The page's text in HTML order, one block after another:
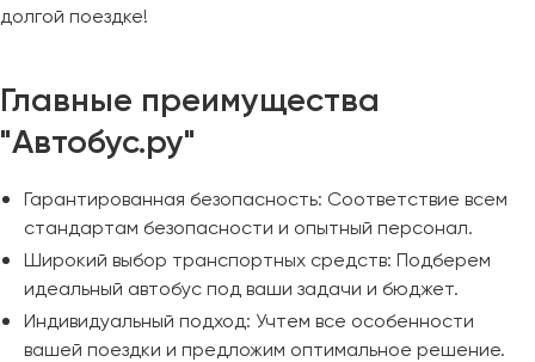
долгой поездке!
Главные преимущества
"Автобус.ру"
Гарантированная безопасность: Соответствие всем
стандартам безопасности и опытный персонал.
Широкий выбор транспортных средств: Подберем
идеальный автобус под ваши задачи и бюджет.
Индивидуальный подход: Учтем все особенности
вашей поездки и предложим оптимальное решение.